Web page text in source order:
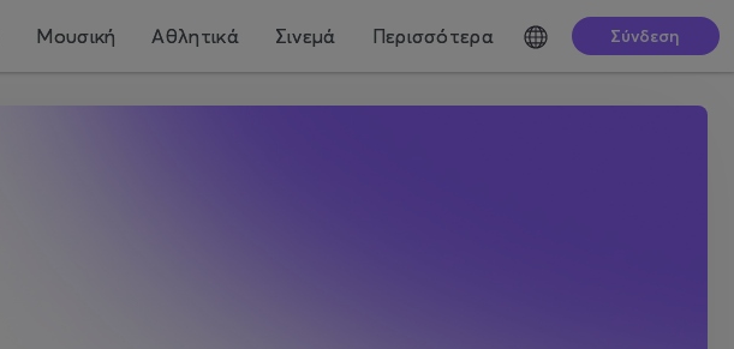
Μουσική Αθλητικά Σινεμά Περισσότερα Σύνδεση